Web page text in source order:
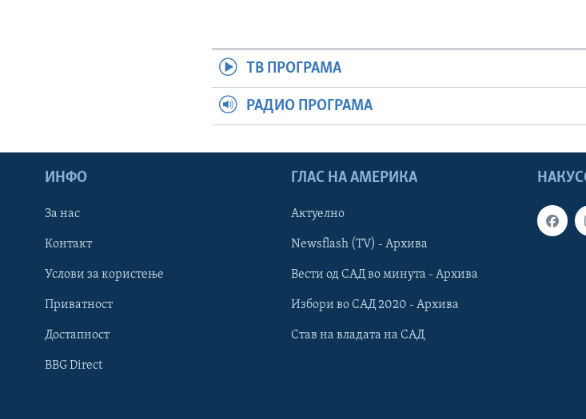
Learning English
НАКУСО...
ТВ ПРОГРАМА
РАДИО ПРОГРАМА
ИНФО
За нас
Контакт
Услови за користење
Приватност
Достапност
BBG Direct
ГЛАС НА АМЕРИКА
Актуелно
Newsflash (TV) - Архива
Вести од САД во минута - Архива
Избори во САД 2020 - Архива
Став на владата на САД